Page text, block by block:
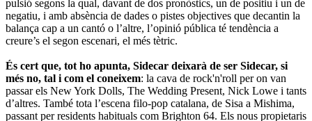
pulsió segons la qual, davant de dos pronòstics, un de positiu i un de
negatiu, i amb absència de dades o pistes objectives que decantin la
balança cap a un cantó o l’altre, l’opinió pública té tendència a
creure’s el segon escenari, el més tètric.
És cert que, tot ho apunta, Sidecar deixarà de ser Sidecar, si
més no, tal i com el coneixem: la cava de rock'n'roll per on van
passar els New York Dolls, The Wedding Present, Nick Lowe i tants
d’altres. També tota l’escena filo-pop catalana, de Sisa a Mishima,
passant per residents habituals com Brighton 64. Els nous propietaris